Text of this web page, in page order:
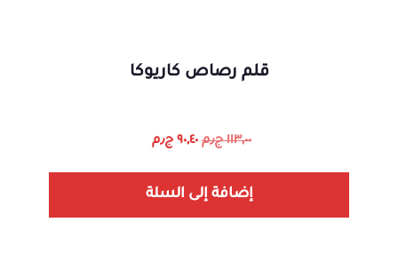
قلم رصاص كاريوكا
١١٣,٠٠ ج٫م ٩٠,٤٠ ج٫م
إضافة إلى السلة